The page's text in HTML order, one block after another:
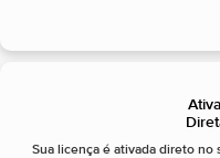
Sua licença é ativada direto